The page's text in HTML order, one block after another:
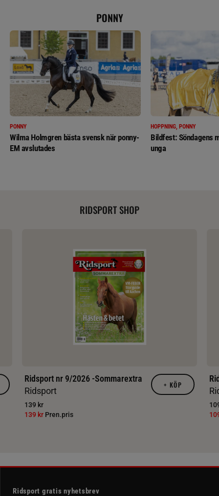
PONNY
PONNY
Wilma Holmgren bästa svensk när ponny-
EM avslutades
HOPPNING, PONNY
Bildfest: Söndagens
unga
RIDSPORT SHOP
Ridsport nr 9/2026 -Sommarextra
Ridsport
139 kr
139 kr Pren.pris
+ KÖP
Ridsport gratis nyhetsbrev